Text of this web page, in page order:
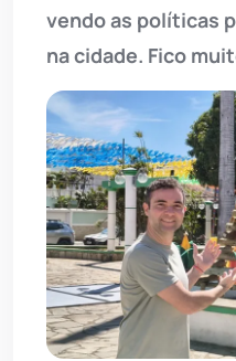
vendo as políticas
na cidade. Fico